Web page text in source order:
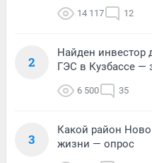
14 117 12
2
Найден инвестор
ГЭС в Кузбассе —
6 500 35
3
Какой район
жизни — опрос